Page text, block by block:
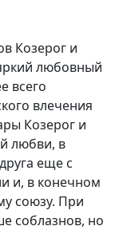
Козерог и
любовный
всего
влечения
Козерог и
любви, в
еще с
и, в конечном
союзу. При
соблазнов, но